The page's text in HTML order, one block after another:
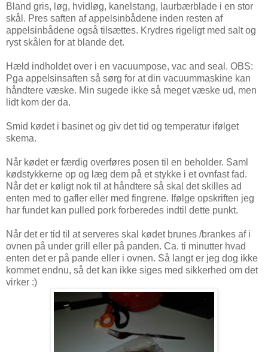
Bland gris, løg, hvidløg, kanelstang, laurbærblade i en stor
skål. Pres saften af appelsinbådene inden resten af
appelsinbådene også tilsættes. Krydres rigeligt med salt og
ryst skålen for at blande det.
Hæld indholdet over i en vacuumpose, vac and seal. OBS:
Pga appelsinsaften så sørg for at din vacuummaskine kan
håndtere væske. Min sugede ikke så meget væske ud, men
lidt kom der da.
Smid kødet i basinet og giv det tid og temperatur ifølget
skema.
Når kødet er færdig overføres posen til en beholder. Saml
kødstykkerne op og læg dem på et stykke i et ovnfast fad.
Når det er køligt nok til at håndtere så skal det skilles ad
enten med to gafler eller med fingrene. Ifølge opskriften jeg
har fundet kan pulled pork forberedes indtil dette punkt.
Når det er tid til at serveres skal kødet brunes /brankes af i
ovnen på under grill eller på panden. Ca. ti minutter hvad
enten det er på pande eller i ovnen. Så langt er jeg dog ikke
kommet endnu, så det kan ikke siges med sikkerhed om det
virker :)